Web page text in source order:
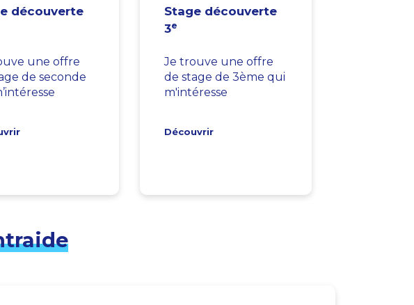
découverte
une offre
de seconde
Stage découverte
3e
Je trouve une offre
de stage de 3ème qui
m'intéresse
Découvrir